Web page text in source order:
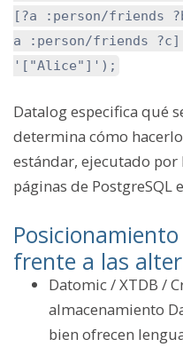
[?a :person/friends
a :person/friends
'["Alice"]');
Datalog especifica qué
determina cómo
estándar, ejecutado por
páginas de PostgreSQL
frente a las
Datomic / XTDB /
almacenamiento
bien ofrecen